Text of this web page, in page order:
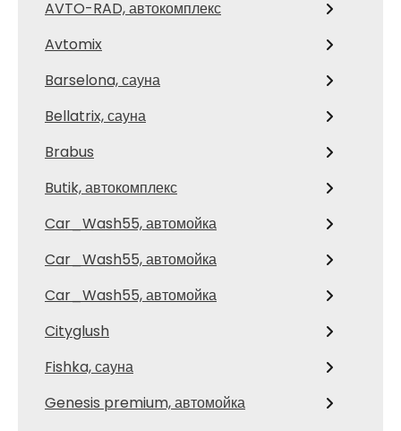
AVTO-RAD, автокомплекс
Avtomix
Barselona, сауна
Bellatrix, сауна
Brabus
Butik, автокомплекс
Car_Wash55, автомойка
Car_Wash55, автомойка
Car_Wash55, автомойка
Cityglush
Fishka, сауна
Genesis premium, автомойка